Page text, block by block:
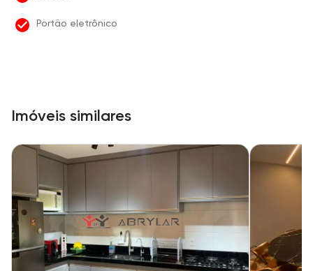
Portão eletrônico
Imóveis similares